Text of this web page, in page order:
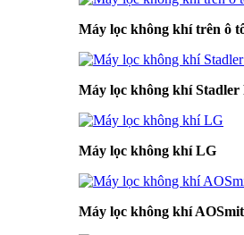
Máy lọc không khí trên ô
Máy lọc không khí Stadler
Máy lọc không khí LG
Máy lọc không khí